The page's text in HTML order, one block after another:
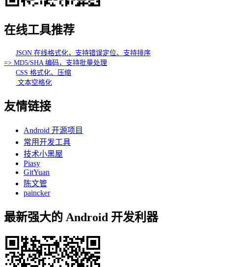
在线工具推荐
JSON 在线格式化，支持错误定位、支持排序
=> MD5/SHA 编码，支持批量处理
CSS 格式化、压缩
文本空格化
友情链接
Android 开源项目
常用开发工具
技术小黑屋
Piasy
GitYuan
陈文管
paincker
最新强大的 Android 开发利器